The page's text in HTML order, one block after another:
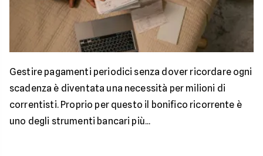
Gestire pagamenti periodici senza dover ricordare ogni
scadenza è diventata una necessità per milioni di
correntisti. Proprio per questo il bonifico ricorrente è
uno degli strumenti bancari più...